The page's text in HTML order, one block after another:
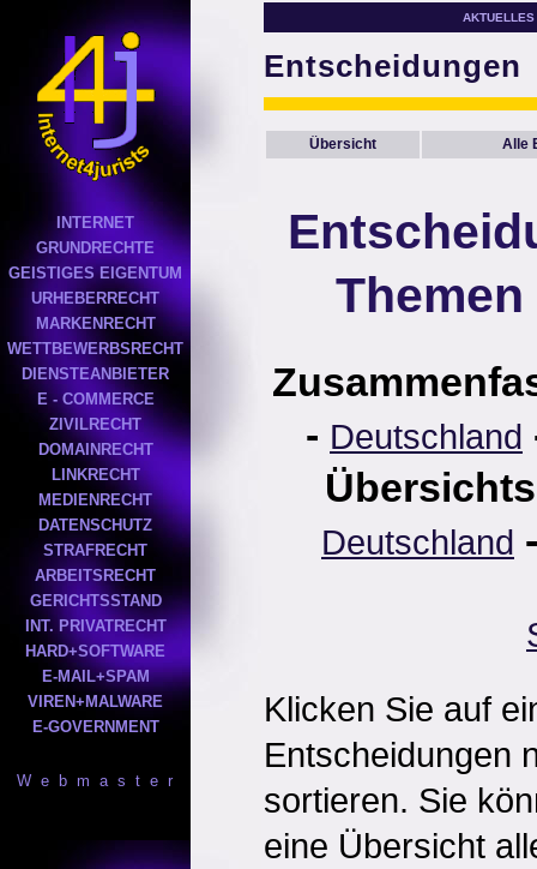
INTERNET
GRUNDRECHTE
GEISTIGES EIGENTUM
URHEBERRECHT
MARKENRECHT
WETTBEWERBSRECHT
DIENSTEANBIETER
E - COMMERCE
ZIVILRECHT
DOMAINRECHT
LINKRECHT
MEDIENRECHT
DATENSCHUTZ
STRAFRECHT
ARBEITSRECHT
GERICHTSSTAND
INT. PRIVATRECHT
HARD+SOFTWARE
E-MAIL+SPAM
VIREN+MALWARE
E-GOVERNMENT
W e b m a s t e r
AKTUELLES
Entscheidungen
Übersicht Alle
- Deutschland
Deutschland
Klicken Sie auf
Entscheidungen
sortieren. Sie
eine Übersicht